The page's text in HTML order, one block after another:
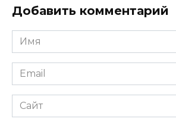
Добавить комментарий
Имя
*
Email
*
Сайт